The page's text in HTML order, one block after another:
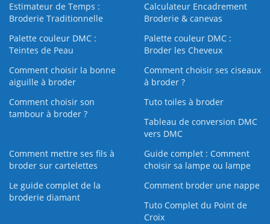
Estimateur de Temps :
Broderie Traditionnelle
Calculateur Encadrement
Broderie & canevas
Palette couleur DMC :
Teintes de Peau
Palette couleur DMC :
Broder les Cheveux
Comment choisir la bonne
aiguille à broder
Comment choisir ses ciseaux
à broder ?
Comment choisir son
tambour à broder ?
Tuto toiles à broder
Tableau de conversion DMC
vers DMC
Comment mettre ses fils à
broder sur cartelettes
Guide complet : Comment
choisir sa lampe ou lampe
Le guide complet de la
broderie diamant
Comment broder une nappe
Tuto Complet du Point de
Croix